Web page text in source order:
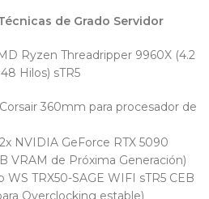
de Grado Servidor
Ryzen Threadripper 9960X (4.2
Hilos) sTR5
360mm para procesador de
NVIDIA GeForce RTX 5090
VRAM de Próxima Generación)
WS TRX50-SAGE WIFI sTR5 CEB
Overclocking estable)